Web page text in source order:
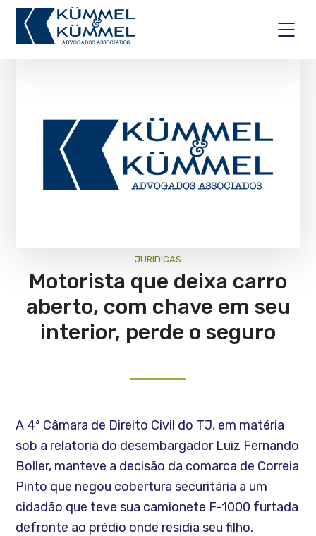
JURÍ­DICAS
Motorista que deixa carro
aberto, com chave em seu
interior, perde o seguro
A 4ª Câmara de Direito Civil do TJ, em matéria
sob a relatoria do desembargador Luiz Fernando
Boller, manteve a decisão da comarca de Correia
Pinto que negou cobertura securitária a um
cidadão que teve sua camionete F-1000 furtada
defronte ao prédio onde residia seu filho.